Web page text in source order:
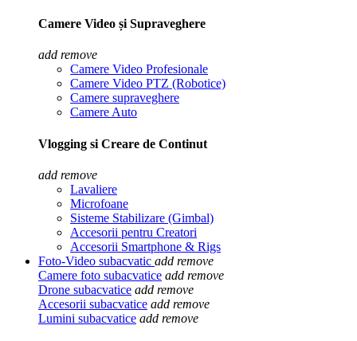
Camere Video și Supraveghere
add remove
Camere Video Profesionale
Camere Video PTZ (Robotice)
Camere supraveghere
Camere Auto
Vlogging si Creare de Continut
add remove
Lavaliere
Microfoane
Sisteme Stabilizare (Gimbal)
Accesorii pentru Creatori
Accesorii Smartphone & Rigs
Foto-Video subacvatic add remove
Camere foto subacvatice add remove
Drone subacvatice add remove
Accesorii subacvatice add remove
Lumini subacvatice add remove